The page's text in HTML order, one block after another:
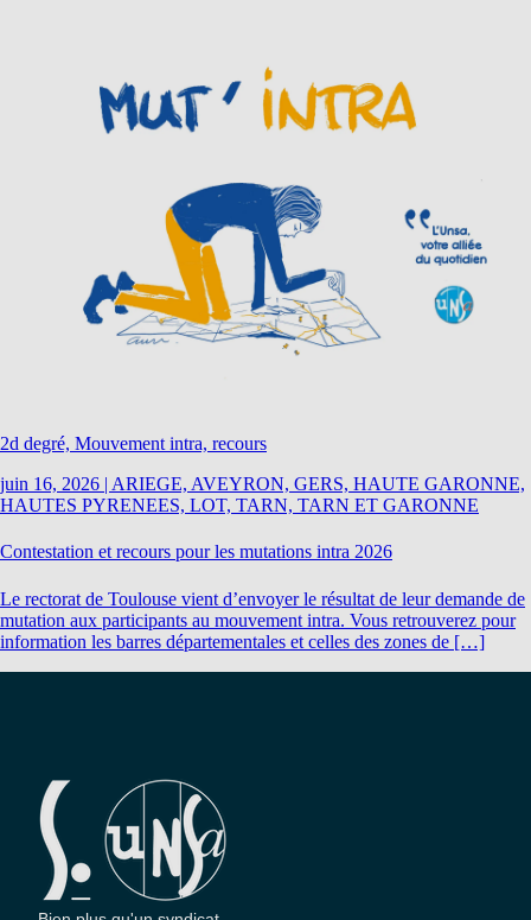
2d degré, Mouvement intra, recours
juin 16, 2026 | ARIEGE, AVEYRON, GERS, HAUTE GARONNE,
HAUTES PYRENEES, LOT, TARN, TARN ET GARONNE
Contestation et recours pour les mutations intra 2026
Le rectorat de Toulouse vient d’envoyer le résultat de leur demande de
mutation aux participants au mouvement intra. Vous retrouverez pour
information les barres départementales et celles des zones de […]